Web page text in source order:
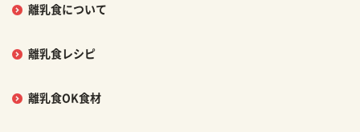
離乳食について
離乳食レシピ
離乳食OK食材